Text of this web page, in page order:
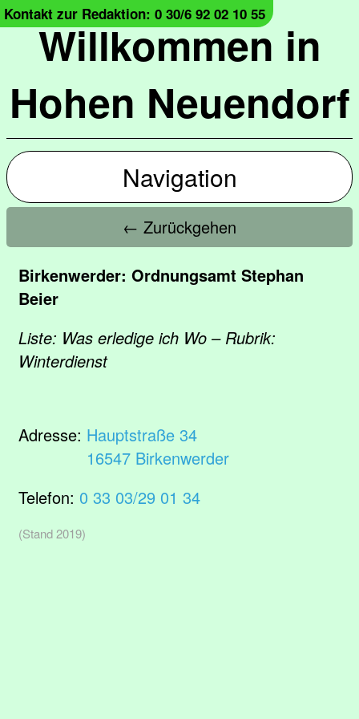
Willkommen in
Hohen Neuendorf
Kontakt zur Redaktion: 0 30/6 92 02 10 55
Navigation
← Zurückgehen
Birkenwerder: Ordnungsamt Stephan
Beier
Liste: Was erledige ich Wo – Rubrik:
Winterdienst
Adresse: Hauptstraße 34
16547 Birkenwerder
Telefon: 0 33 03/29 01 34
(Stand 2019)